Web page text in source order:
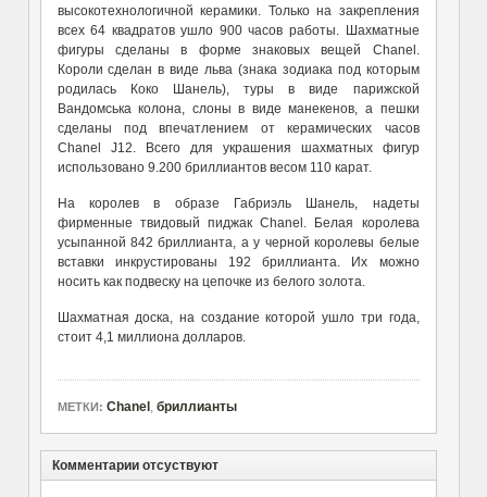
высокотехнологичной керамики. Только на закрепления
всех 64 квадратовушло 900 часов работы. Шахматные
фигуры сделаны в форме знаковых вещей Chanel.
Короли сделан в виде льва (знака зодиака под которым
родилась
Коко Шанель), туры в виде парижской
Вандомська колона,
слоны в виде манекенов, а пешки
сделаны под впечатлением откерамических часов
Chanel J12.
Всего для украшения шахматных фигур
использовано 9.200 бриллиантов весом 110 карат.
На королевв образе Габриэль Шанель,
надеты
фирменные твидовый пиджакChanel. Белая королева
усыпанной 842 бриллианта, а у чернойкоролевы белые
вставки инкрустированы 192 бриллианта. Их можно
носить как подвеску на цепочке из белого золота.
Шахматная доска, на создание которой ушло три года,
стоит 4,1 миллиона долларов.
МЕТКИ: Chanel, бриллианты
Комментарии отсуствуют